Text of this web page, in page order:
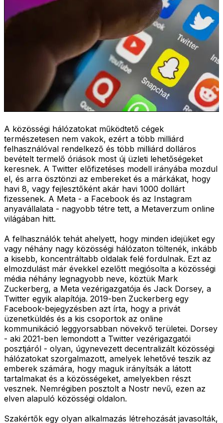
A közösségi hálózatokat működtető cégek
természetesen nem vakok, ezért a több milliárd
felhasználóval rendelkező és több milliárd dolláros
bevételt termelő óriások most új üzleti lehetőségeket
keresnek. A Twitter előfizetéses modell irányába mozdul
el, és arra ösztönzi az embereket és a márkákat, hogy
havi 8, vagy fejlesztőként akár havi 1000 dollárt
fizessenek. A Meta - a Facebook és az Instagram
anyavállalata - nagyobb tétre tett, a Metaverzum online
világában hitt.
A felhasználók tehát ahelyett, hogy minden idejüket egy
vagy néhány nagy közösségi hálózaton töltenék, inkább
a kisebb, koncentráltabb oldalak felé fordulnak. Ezt az
elmozdulást már évekkel ezelőtt megjósolta a közösségi
média néhány legnagyobb neve, köztük Mark
Zuckerberg, a Meta vezérigazgatója és Jack Dorsey, a
Twitter egyik alapítója. 2019-ben Zuckerberg egy
Facebook-bejegyzésben azt írta, hogy a privát
üzenetküldés és a kis csoportok az online
kommunikáció leggyorsabban növekvő területei. Dorsey
- aki 2021-ben lemondott a Twitter vezérigazgatói
posztjáról - olyan, úgynevezett decentralizált közösségi
hálózatokat szorgalmazott, amelyek lehetővé teszik az
emberek számára, hogy maguk irányítsák a látott
tartalmakat és a közösségeket, amelyekben részt
vesznek. Nemrégiben posztolt a Nostr nevű, ezen az
elven alapuló közösségi oldalon.
Szakértők egy olyan alkalmazás létrehozását javasolták,